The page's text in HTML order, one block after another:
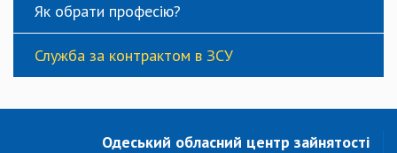
Як обрати професію?
Служба за контрактом в ЗСУ
Одеський обласний центр зайнятості